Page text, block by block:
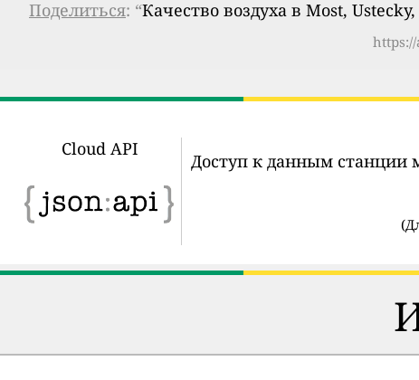
Поделиться: “Качество воздуха в Most,
Cloud API
Доступ к данным станции
(